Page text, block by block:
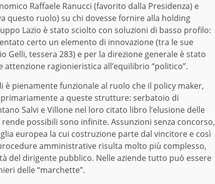
Raffaele Ranucci (favorito dalla Presidenza) e
questo ruolo) su chi dovesse fornire alla holding
Lazio è stato sciolto con soluzioni di basso profilo:
certo un elemento di innovazione (tra le sue
Gelli, tessera 283) e per la direzione generale è stato
ragionieristica all’equilibrio “politico”.
è pienamente funzionale al ruolo che il policy maker,
a queste strutture: serbatoio di
Salvi e Villone nel loro citato libro l’elusione delle
possibili sono infinite. Assunzioni senza concorso,
europea la cui costruzione parte dal vincitore e così
amministrative risulta molto più complesso,
del dirigente pubblico. Nelle aziende tutto può essere
delle “marchette”.